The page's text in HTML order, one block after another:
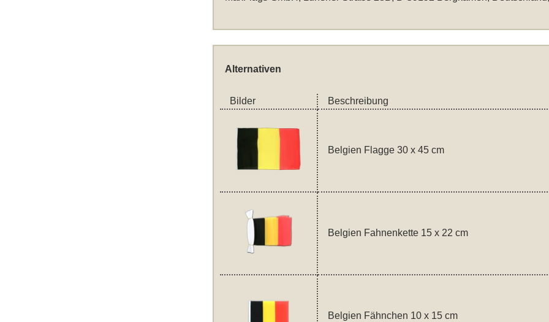
Alternativen
Bilder Beschreibung
Belgien Flagge 30 x 45 cm
Belgien Fahnenkette 15 x 22 cm
Belgien Fähnchen 10 x 15 cm